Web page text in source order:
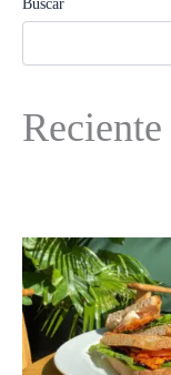
Buscar
Reciente